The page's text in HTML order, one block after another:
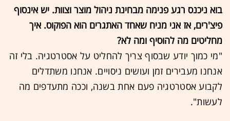
בוא ניכנס רגע פנימה מבחינת ניהול מוצר וצוות. יש אינסוף
פיצ'רים, אז אני מניח שאחד האתגרים הוא הפוקוס. איך
מחליטים מה להוסיף ומה לא?
"מי כמוך יודע שבסוף צריך להחליט על אסטרטגיה. בלי זה
אנחנו מעבירים זמן ועושים ניסויים. אנחנו משתדלים
לקבוע אסטרטגיה פעם אחת בשנה, וככה מתעדפים מה
לעשות".